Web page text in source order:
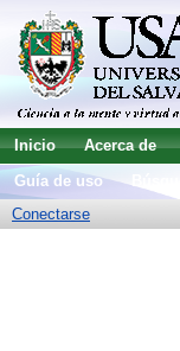
Inicio Acerca de
Guía de uso
Conectarse